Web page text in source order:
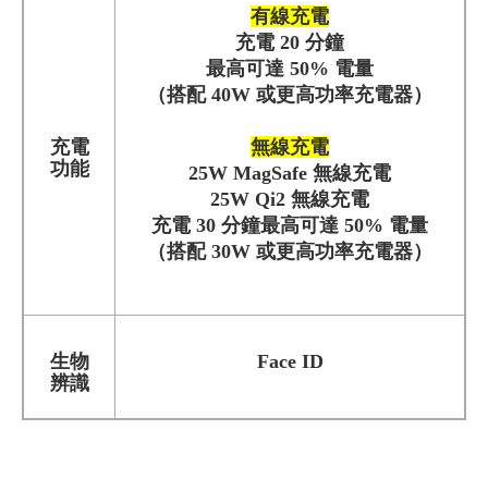
充電
功能
有線充電
充電 20 分鐘
最高可達 50% 電量
（搭配 40W 或更高功率充電器）
無線充電
25W MagSafe 無線充電
25W Qi2 無線充電
充電 30 分鐘最高可達 50% 電量
（搭配 30W 或更高功率充電器）
生物
辨識
Face ID